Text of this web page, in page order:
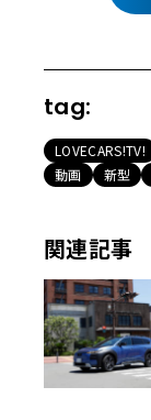
tag:
LOVECARS!TV!
動画
新型
関連記事